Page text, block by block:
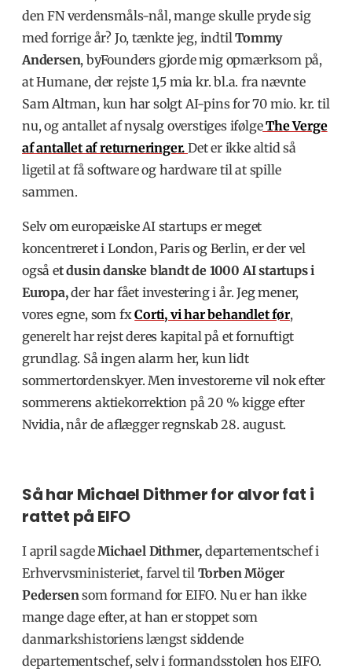
den FN verdensmåls-nål, mange skulle pryde sig
med forrige år? Jo, tænkte jeg, indtilTommy
Andersen, byFounders gjorde mig opmærksom på,
at Humane, der rejste 1,5 mia kr. bl.a. fra nævnte
Sam Altman, kun har solgt AI-pins for 70 mio. kr. til
nu, og antallet af nysalg overstiges ifølgeThe Verge
af antallet af returneringer.Det er ikke altid så
ligetil at få software og hardware til at spille
sammen.
Selv om europæiske AI startups er meget
koncentreret i London, Paris og Berlin, er der vel
også et dusin danske blandt de 1000 AI startups i
Europa,der har fået investering i år. Jeg mener,
vores egne, som fxCorti, vi har behandlet før,
generelt har rejst deres kapital på et fornuftigt
grundlag. Så ingen alarm her, kun lidt
sommertordenskyer. Men investorerne vil nok efter
sommerens aktiekorrektion på 20 % kigge efter
Nvidia, når de aflægger regnskab 28. august.
Så har Michael Dithmer for alvor fat i
rattet på EIFO
I april sagdeMichael Dithmer, departementschef i
Erhvervsministeriet, farvel til Torben Möger
Pedersensom formand for EIFO. Nu er han ikke
mange dage efter, at han er stoppet som
danmarkshistoriens længst siddende
departementschef, selv i formandsstolen hos EIFO.